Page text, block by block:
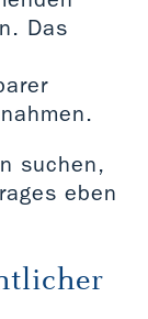
Das
suchen,
eben